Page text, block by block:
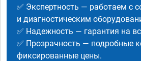
✅ Экспертность — работаем с
и диагностическим
✅ Надежность — гарантия на
✅ Прозрачность — подробные
фиксированные цены.